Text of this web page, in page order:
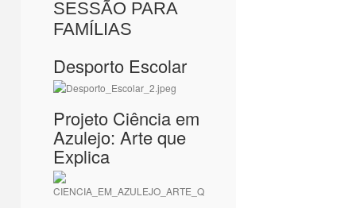
SESSÃO PARA
FAMÍLIAS
Desporto Escolar
Projeto Ciência em
Azulejo: Arte que
Explica